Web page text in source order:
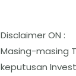
Disclaimer ON :
Masing-masing
keputusan